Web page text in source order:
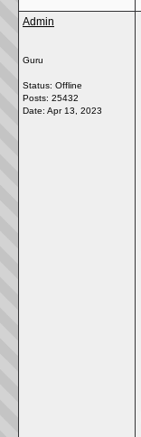
Admin
Guru
Status: Offline
Posts: 25432
Date: Apr 13, 2023